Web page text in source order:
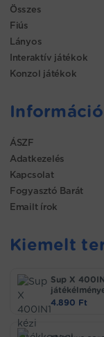
Összes
Fiús
Lányos
Interaktív játékok
Konzol játékok
ÁSZF
Adatkezelés
Kapcsolat
Fogyasztó Barát
Emailt írok
Kiemelt
Sup X
4.890 Ft